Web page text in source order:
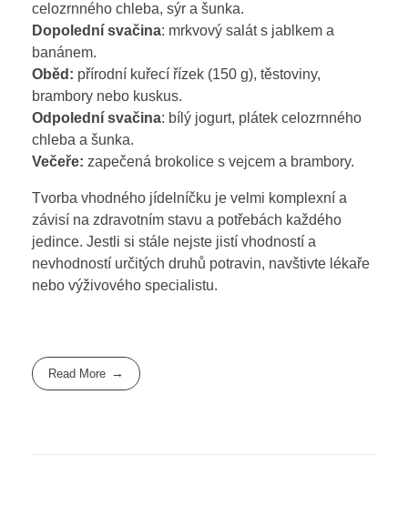
celozrnného chleba, sýr a šunka.
Dopolední svačina: mrkvový salát s jablkem a
banánem.
Oběd: přírodní kuřecí řízek (150 g), těstoviny,
brambory nebo kuskus.
Odpolední svačina: bílý jogurt, plátek celozrnného
chleba a šunka.
Večeře: zapečená brokolice s vejcem a brambory.
Tvorba vhodného jídelníčku je velmi komplexní a
závisí na zdravotním stavu a potřebách každého
jedince. Jestli si stále nejste jistí vhodností a
nevhodností určitých druhů potravin, navštivte lékaře
nebo výživového specialistu.
Read More